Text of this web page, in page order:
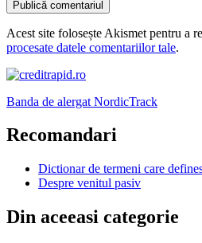
Acest site folosește Akismet pentru a
procesate datele comentariilor tale.
Banda de alergat NordicTrack
Recomandari
Dictionar de termeni care
Despre venitul pasiv
Din aceeasi categorie